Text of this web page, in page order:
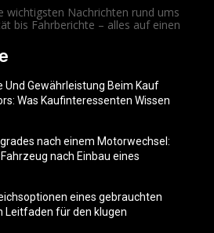
wichtigsten Nachrichten rund ums
bis Fahrberichte – alles auf einen
Und Gewährleistung Beim Kauf
Was Kaufinteressenten Wissen
nach einem Motorwechsel:
nach Einbau eines
eines gebrauchten
Leitfaden für den klugen